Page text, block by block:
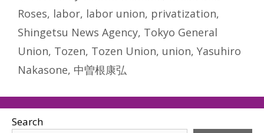
Roses, labor, labor union, privatization,
Shingetsu News Agency, Tokyo General
Union, Tozen, Tozen Union, union, Yasuhiro
Nakasone, 中曽根康弘
Search